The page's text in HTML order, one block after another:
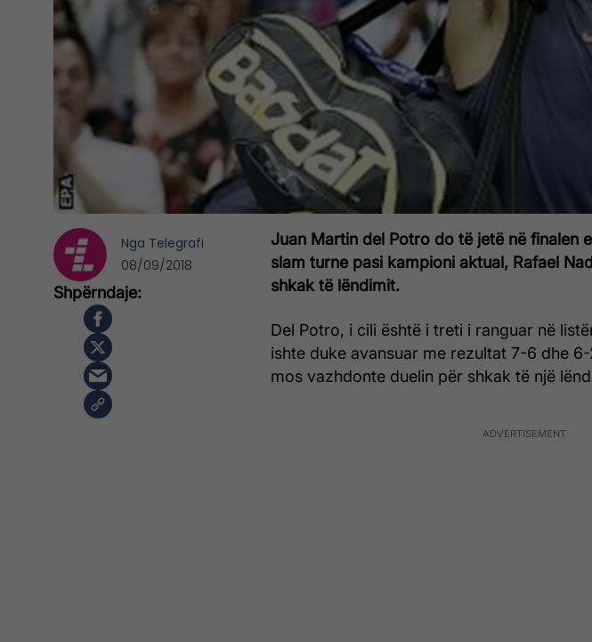
Juan Martin del Potro do të jetë në finalen
slam turne pasi kampioni aktual, Rafael
shkak të lëndimit.
Del Potro, i cili është i treti i ranguar në
ishte duke avansuar me rezultat 7-6 dhe
mos vazhdonte duelin për shkak të një
Nga Telegrafi
08/09/2018